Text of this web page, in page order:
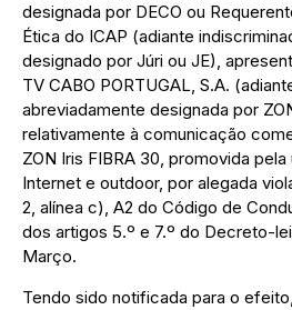
designada por DECO ou
Ética do ICAP (adiante
designado por Júri ou JE),
TV CABO PORTUGAL, S.A.
abreviadamente designada por
relativamente à comunicação
ZON Iris FIBRA 30, promovida
Internet e outdoor, por alegada
2, alínea c), A2 do Código de
dos artigos 5.º e 7.º do Decreto-
Março.
Tendo sido notificada para o